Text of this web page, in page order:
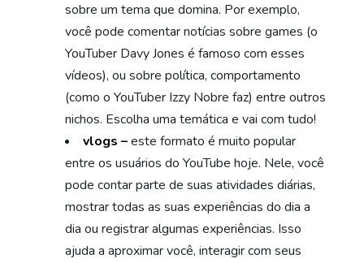
sobre um tema que domina. Por exemplo,
você pode comentar notícias sobre games (o
YouTuber Davy Jones é famoso com esses
vídeos), ou sobre política, comportamento
(como o YouTuber Izzy Nobre faz) entre outros
nichos. Escolha uma temática e vai com tudo!
vlogs –este formato é muito popular
entre os usuários do YouTube hoje. Nele, você
pode contar parte de suas atividades diárias,
mostrar todas as suas experiências do dia a
dia ou registrar algumas experiências. Isso
ajuda a aproximar você, interagir com seus